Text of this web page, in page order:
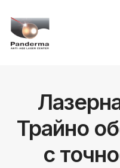
Трайно
с